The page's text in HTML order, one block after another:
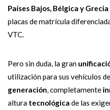
Países Bajos, Bélgica y Grecia
placas de matrícula
VTC.
Pero sin duda, la gran
utilización para sus vehículos
generación, completamente
altura tecnológica de las